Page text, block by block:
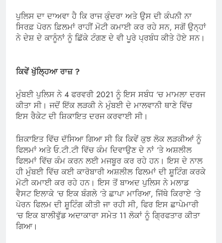
ਪੁਲਿਸ ਦਾ ਦਾਅਵਾ ਹੈ ਕਿ ਰਾਜ ਕੁੰਦਰਾ ਅਤੇ ਉਸ ਦੀ ਕੰਪਨੀ ਨਾ
ਸਿਰਫ਼ ਪੋਰਨ ਫ਼ਿਲਮਾਂ ਰਾਹੀਂ ਮੋਟੀ ਕਮਾਈ ਕਰ ਰਹੇ ਸਨ, ਸਗੋਂ ਉਨ੍ਹਾਂ
ਨੇ ਦੇਸ਼ ਦੇ ਕਾਨੂੰਨਾਂ ਨੂੰ ਛਿੱਕੇ ਟੰਗਣ ਦੇ ਵੀ ਪੂਰੇ ਪ੍ਰਬੰਧ ਕੀਤੇ ਹੋਏ ਸਨ।
ਕਿਵੇਂ ਖੁੱਲ੍ਹਿਆ ਰਾਜ਼ ?
ਮੁੰਬਈ ਪੁਲਿਸ ਨੇ 4 ਫਰਵਰੀ 2021 ਨੂੰ ਇਸ ਸਬੰਧ ‘ਚ ਮਾਮਲਾ ਦਰਜ
ਕੀਤਾ ਸੀ। ਜਦੋਂ ਇੱਕ ਲੜਕੀ ਨੇ ਮੁੰਬਈ ਦੇ ਮਾਲਵਾਨੀ ਥਾਣੇ ਵਿੱਚ
ਇਸ ਰੈਕੇਟ ਦੀ ਸ਼ਿਕਾਇਤ ਦਰਜ ਕਰਵਾਈ ਸੀ।
ਸ਼ਿਕਾਇਤ ਵਿੱਚ ਦੱਸਿਆ ਗਿਆ ਸੀ ਕਿ ਕਿਵੇਂ ਕੁਝ ਲੋਕ ਲੜਕੀਆਂ ਨੂੰ
ਫਿਲਮਾਂ ਅਤੇ ਓ.ਟੀ.ਟੀ ਵਿੱਚ ਕੰਮ ਦਿਵਾਉਣ ਦੇ ਨਾਂ ‘ਤੇ ਅਸ਼ਲੀਲ
ਫਿਲਮਾਂ ਵਿੱਚ ਕੰਮ ਕਰਨ ਲਈ ਮਜਬੂਰ ਕਰ ਰਹੇ ਹਨ। ਇਸ ਦੇ ਨਾਲ
ਹੀ ਮੁੰਬਈ ਵਿੱਚ ਕਈ ਕਾਰੋਬਾਰੀ ਅਸ਼ਲੀਲ ਫਿਲਮਾਂ ਦੀ ਸ਼ੂਟਿੰਗ ਕਰਕੇ
ਮੋਟੀ ਕਮਾਈ ਕਰ ਰਹੇ ਹਨ। ਇਸ ਤੋਂ ਬਾਅਦ ਪੁਲਿਸ ਨੇ ਮਲਾਡ
ਵੈਸਟ ਇਲਾਕੇ ‘ਚ ਇਕ ਬੰਗਲੇ ‘ਤੇ ਛਾਪਾ ਮਾਰਿਆ, ਜਿੱਥੇ ਕਿਰਾਏ ‘ਤੇ
ਪੋਰਨ ਫਿਲਮ ਦੀ ਸ਼ੂਟਿੰਗ ਕੀਤੀ ਜਾ ਰਹੀ ਸੀ, ਫਿਰ ਇਸ ਛਾਪੇਮਾਰੀ
‘ਚ ਇਕ ਬਾਲੀਵੁੱਡ ਅਦਾਕਾਰਾ ਸਮੇਤ 11 ਲੋਕਾਂ ਨੂੰ ਗ੍ਰਿਫਤਾਰ ਕੀਤਾ
ਗਿਆ।